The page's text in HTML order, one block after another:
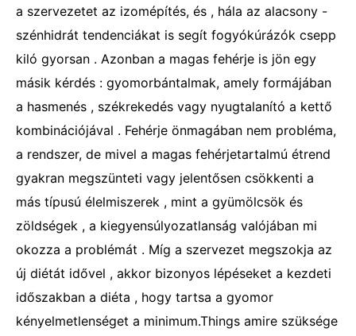
a szervezetet az izomépítés, és , hála az alacsony -
szénhidrát tendenciákat is segít fogyókúrázók csepp
kiló gyorsan . Azonban a magas fehérje is jön egy
másik kérdés : gyomorbántalmak, amely formájában
a hasmenés , székrekedés vagy nyugtalanító a kettő
kombinációjával . Fehérje önmagában nem probléma,
a rendszer, de mivel a magas fehérjetartalmú étrend
gyakran megszünteti vagy jelentősen csökkenti a
más típusú élelmiszerek , mint a gyümölcsök és
zöldségek , a kiegyensúlyozatlanság valójában mi
okozza a problémát . Míg a szervezet megszokja az
új diétát idővel , akkor bizonyos lépéseket a kezdeti
időszakban a diéta , hogy tartsa a gyomor
kényelmetlenséget a minimum.Things amire szüksége